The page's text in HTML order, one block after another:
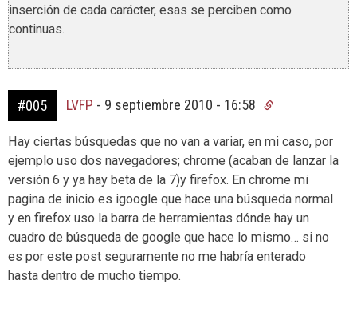
inserción de cada carácter, esas se perciben como
continuas.
#005 LVFP - 9 septiembre 2010 - 16:58
Hay ciertas búsquedas que no van a variar, en mi caso, por
ejemplo uso dos navegadores; chrome (acaban de lanzar la
versión 6 y ya hay beta de la 7)y firefox. En chrome mi
pagina de inicio es igoogle que hace una búsqueda normal
y en firefox uso la barra de herramientas dónde hay un
cuadro de búsqueda de google que hace lo mismo… si no
es por este post seguramente no me habría enterado
hasta dentro de mucho tiempo.